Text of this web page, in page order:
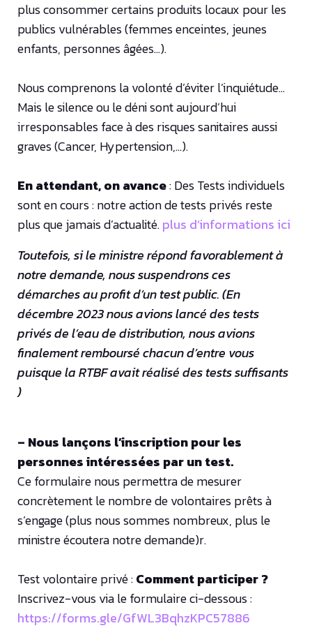
plus consommer certains produits locaux pour les
publics vulnérables (femmes enceintes, jeunes
enfants, personnes âgées…).
Nous comprenons la volonté d’éviter l’inquiétude…
Mais le silence ou le déni sont aujourd’hui
irresponsables face à des risques sanitaires aussi
graves (Cancer, Hypertension,…).
En attendant, on avance: Des Tests individuels
sont en cours : notre action de tests privés reste
plus que jamais d’actualité.plus d’informations ici
Toutefois, si le ministre répond favorablement à
notre demande, nous suspendrons ces
démarches au profit d’un test public. (En
décembre 2023 nous avions lancé des tests
privés de l’eau de distribution, nous avions
finalement remboursé chacun d’entre vous
puisque la RTBF avait réalisé des tests suffisants
)
– Nous lançons l’inscription pour les
personnes intéressées par un test.
Ce formulaire nous permettra de mesurer
concrètement le nombre de volontaires prêts à
s’engage (plus nous sommes nombreux, plus le
ministre écoutera notre demande)r.
Test volontaire privé :Comment participer ?
Inscrivez-vous via le formulaire ci-dessous :
https://forms.gle/GfWL3BqhzKPC57886